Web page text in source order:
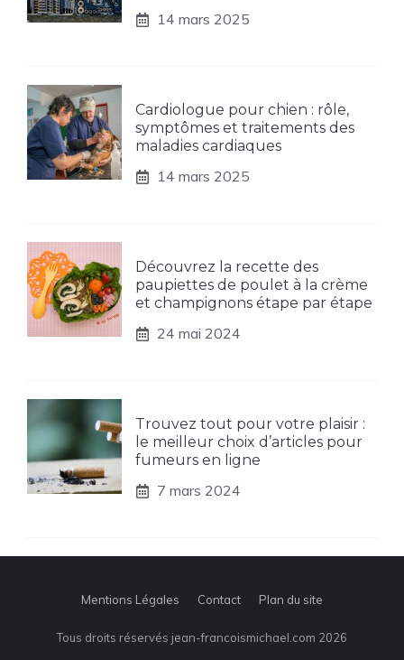
14 mars 2025
Cardiologue pour chien : rôle,
symptômes et traitements des
maladies cardiaques
14 mars 2025
Découvrez la recette des
paupiettes de poulet à la crème
et champignons étape par étape
24 mai 2024
Trouvez tout pour votre plaisir :
le meilleur choix d’articles pour
fumeurs en ligne
7 mars 2024
Mentions Légales Contact Plan du site
Tous droits réservés jean-francoismichael.com 2026